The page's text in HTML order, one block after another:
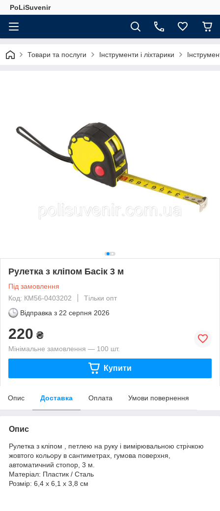
PoLiSuvenir
Товари та послуги Інструменти і ліхтарики
Рулетка з кліпом Басік 3 м
Під замовлення
Код: КМ56-0403202
Тільки опт
Відправка з 22 серпня 2026
220 ₴
Мінімальне замовлення — 100 шт.
Купити
Опис Доставка Оплата Умови повернення
Опис
Рулетка з кліпом , петлею на руку і вимірювальною стрічкою
жовтого кольору в сантиметрах, гумова поверхня,
автоматичний стопор, 3 м.
Матеріал: Пластик / Сталь
Розмір: 6,4 x 6,1 x 3,8 cм